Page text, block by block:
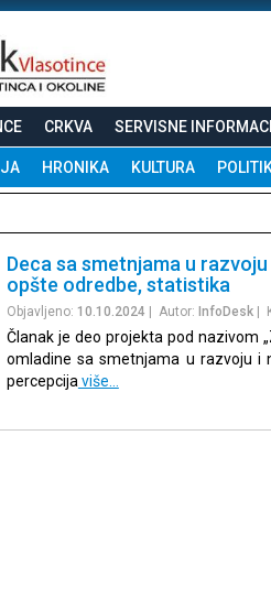
CRKVA SERVISNE
HRONIKA KULTURA
Deca sa smetnjama u
opšte odredbe, statistika
Objavljeno: 10.10.2024 | Autor: InfoDesk|
Članak je deo projekta pod nazivom
omladine sa smetnjama u razvoju i
percepcija više…